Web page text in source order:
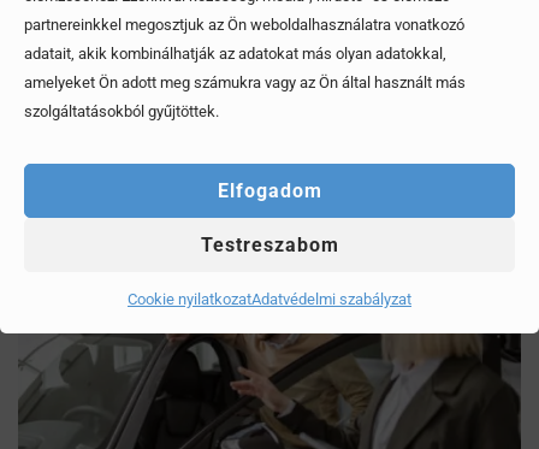
partnereinkkel megosztjuk az Ön weboldalhasználatra vonatkozó
adatait, akik kombinálhatják az adatokat más olyan adatokkal,
amelyeket Ön adott meg számukra vagy az Ön által használt más
szolgáltatásokból gyűjtöttek.
Elfogadom
Testreszabom
Cookie nyilatkozatAdatvédelmi szabályzat
Mítoszok, amiktől mi is csak fogjuk a fejünket
Érdekel, elolvasom